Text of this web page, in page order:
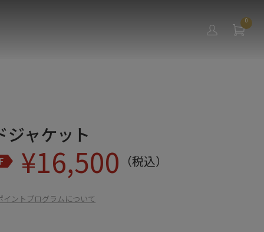
0
ジャケット
¥16,500 （税込）
イントプログラムについて